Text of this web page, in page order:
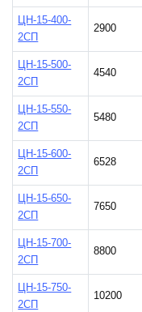
ЦН-15-400-
2СП
2900
ЦН-15-500-
2СП
4540
ЦН-15-550-
2СП
5480
ЦН-15-600-
2СП
6528
ЦН-15-650-
2СП
7650
ЦН-15-700-
2СП
8800
ЦН-15-750-
2СП
10200